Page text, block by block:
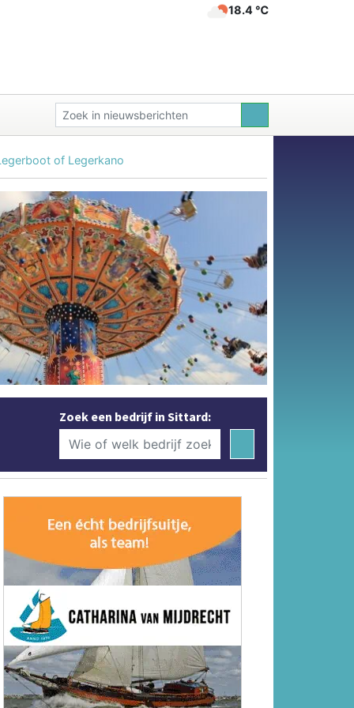
18.4 ℃
of Legerkano
Zoek een bedrijf in Sittard: